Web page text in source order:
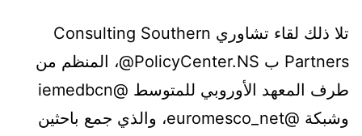
تلا ذلك لقاء تشاوري Consulting Southern
Partners ب PolicyCenter.NS@، المنظم من
طرف المعهد الأوروبي للمتوسط @iemedbcn
وشبكة @euromesco_net، والذي جمع باحثين